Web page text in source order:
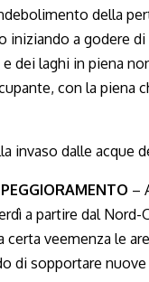
della
iniziando a godere
e dei laghi in piena
con la piena
–
a partire dal
certa veemenza le
di sopportare